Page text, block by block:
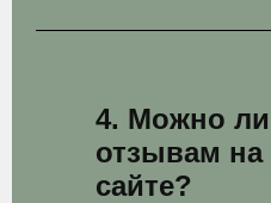
4. Можно
отзывам
сайте?